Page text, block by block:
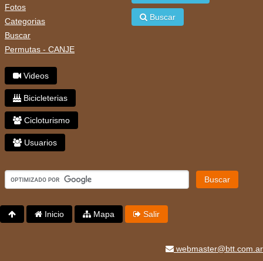
Fotos
Categorias
Buscar
Permutas - CANJE
Videos
Bicicleterias
Cicloturismo
Usuarios
Buscar
Buscar
Inicio Mapa Salir
webmaster@btt.com.ar